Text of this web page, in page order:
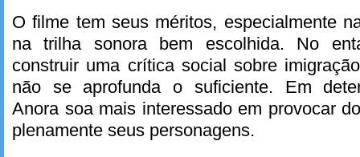
O filme tem seus méritos, especialmente
na trilha sonora bem escolhida. No
construir uma crítica social sobre
não se aprofunda o suficiente. Em
Anora soa mais interessado em provocar
plenamente seus personagens.